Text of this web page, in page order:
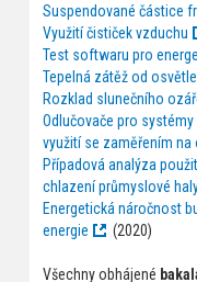
Suspendované částice
Využití čističek vzduchu
Test softwaru pro
Tepelná zátěž od
Rozklad slunečního
Odlučovače pro
využití se zaměřením
Případová analýza
chlazení průmyslové
Energetická náročnost
energie
(2020)
Všechny obhájené